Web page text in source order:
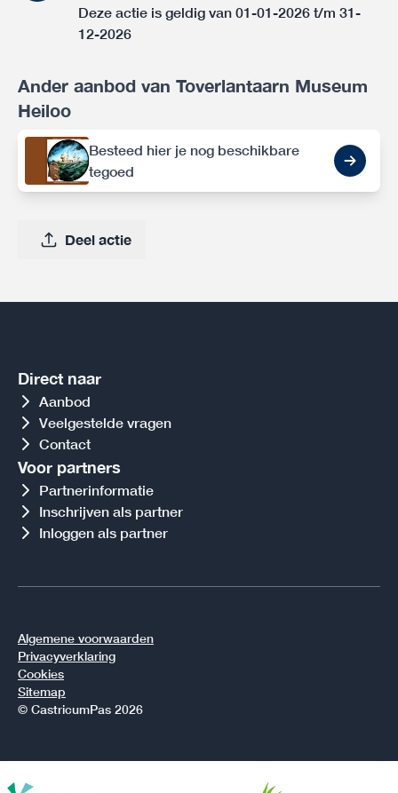
Deze actie is geldig van 01-01-2026 t/m 31-
12-2026
Ander aanbod van Toverlantaarn Museum
Heiloo
Besteed hier je nog beschikbare
tegoed
Deel actie
Direct naar
Aanbod
Veelgestelde vragen
Contact
Voor partners
Partnerinformatie
Inschrijven als partner
Inloggen als partner
Algemene voorwaarden
Privacyverklaring
Cookies
Sitemap
© CastricumPas 2026